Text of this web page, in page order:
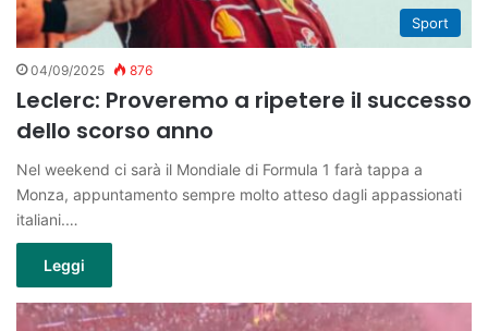
Sport
04/09/2025 876
Leclerc: Proveremo a ripetere il successo
dello scorso anno
Nel weekend ci sarà il Mondiale di Formula 1 farà tappa a
Monza, appuntamento sempre molto atteso dagli appassionati
italiani.…
Leggi